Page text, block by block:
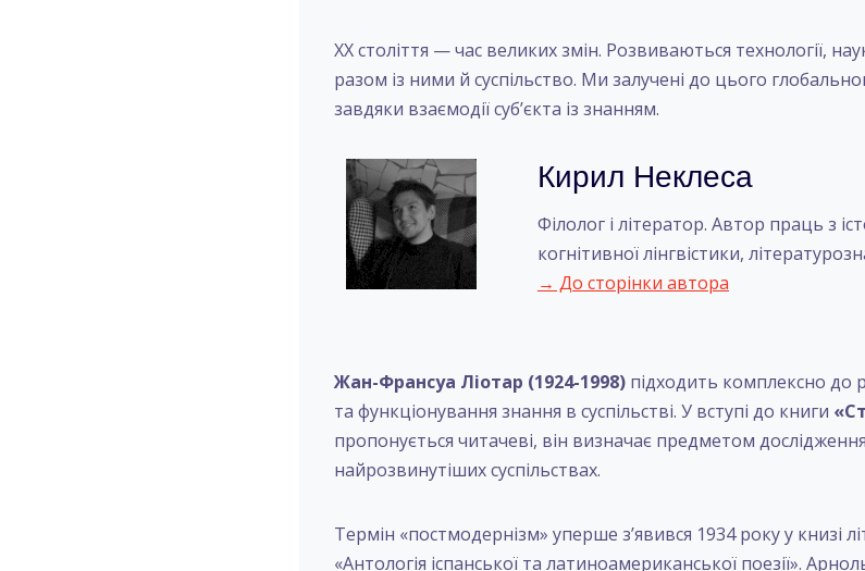
XX століття — час великих змін. Розвиваються технології,
разом із ними й суспільство. Ми залучені до цього
завдяки взаємодії суб’єкта із знанням.
Кирил Неклеса
Філолог і літератор. Автор праць з
когнітивної лінгвістики,
→ До сторінки автора
Жан-Франсуа Ліотар (1924-1998) підходить комплексно до
та функціонування знання в суспільстві. У вступі до книги
пропонується читачеві, він визначає предметом
найрозвинутіших суспільствах.
Термін «постмодернізм» уперше з’явився 1934 року у книзі
«Антологія іспанської та латиноамериканської поезії».